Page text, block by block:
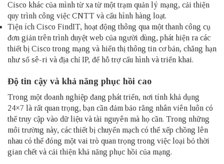
Cisco khác của mình từ xa từ một trạm quản lý mạng, cải thiện
quy trình công việc CNTT và cấu hình hàng loạt.
Tiện ích Cisco FindIT, hoạt động thông qua một thanh công cụ
đơn giản trên trình duyệt web của người dùng, phát hiện ra các
thiết bị Cisco trong mạng và hiển thị thông tin cơ bản, chẳng hạn
như số sê-ri và địa chỉ IP, để hỗ trợ cấu hình và triển khai.
Độ tin cậy và khả năng phục hồi cao
Trong một doanh nghiệp đang phát triển, nơi tính khả dụng
24×7 là rất quan trọng, bạn cần đảm bảo rằng nhân viên luôn có
thể truy cập vào dữ liệu và tài nguyên mà họ cần. Trong những
môi trường này, các thiết bị chuyển mạch có thể xếp chồng lên
nhau có thể đóng một vai trò quan trọng trong việc loại bỏ thời
gian chết và cải thiện khả năng phục hồi của mạng.